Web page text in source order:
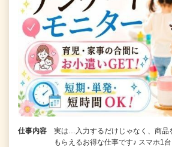
仕事内容
実は…入力するだけじゃなく、商品
もらえるお得な仕事です♪ スマホ1